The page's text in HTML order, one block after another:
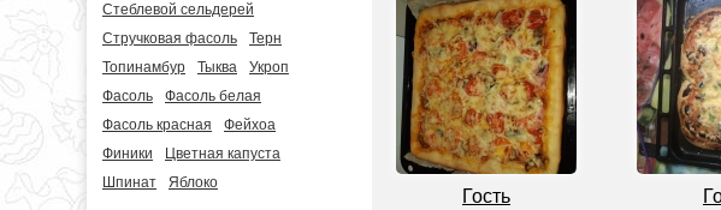
Стеблевой сельдерей
Стручковая фасоль
Терн
Топинамбур
Тыква
Укроп
Фасоль
Фасоль белая
Фасоль красная
Фейхоа
Финики
Цветная капуста
Шпинат
Яблоко
Гость